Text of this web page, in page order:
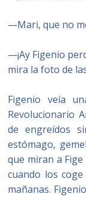
—Mari, que no
—¡Ay Figenio
mira la foto de
Figenio veía
Revolucionario
de engreídos
estómago,
que miran a
cuando los
mañanas.